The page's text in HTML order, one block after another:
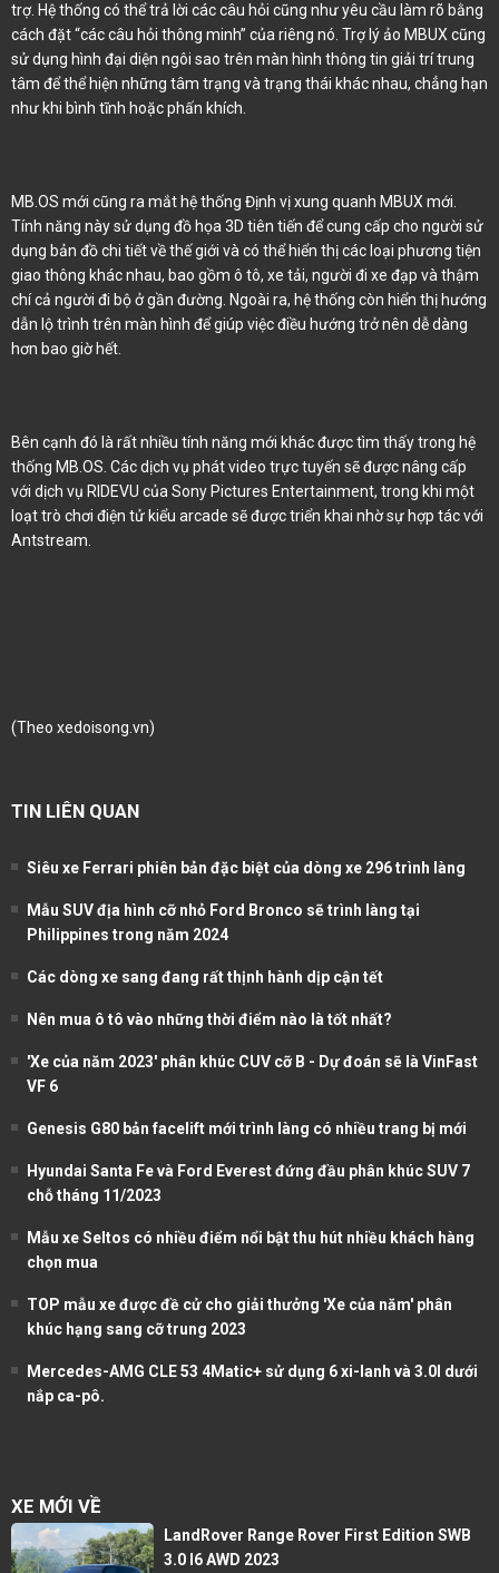
trợ. Hệ thống có thể trả lời các câu hỏi cũng như yêu cầu làm rõ bằng
cách đặt “các câu hỏi thông minh” của riêng nó. Trợ lý ảo MBUX cũng
sử dụng hình đại diện ngôi sao trên màn hình thông tin giải trí trung
tâm để thể hiện những tâm trạng và trạng thái khác nhau, chẳng hạn
như khi bình tĩnh hoặc phấn khích.
MB.OS mới cũng ra mắt hệ thống Định vị xung quanh MBUX mới.
Tính năng này sử dụng đồ họa 3D tiên tiến để cung cấp cho người sử
dụng bản đồ chi tiết về thế giới và có thể hiển thị các loại phương tiện
giao thông khác nhau, bao gồm ô tô, xe tải, người đi xe đạp và thậm
chí cả người đi bộ ở gần đường. Ngoài ra, hệ thống còn hiển thị hướng
dẫn lộ trình trên màn hình để giúp việc điều hướng trở nên dễ dàng
hơn bao giờ hết.
Bên cạnh đó là rất nhiều tính năng mới khác được tìm thấy trong hệ
thống MB.OS. Các dịch vụ phát video trực tuyến sẽ được nâng cấp
với dịch vụ RIDEVU của Sony Pictures Entertainment, trong khi một
loạt trò chơi điện tử kiểu arcade sẽ được triển khai nhờ sự hợp tác với
Antstream.
(Theo xedoisong.vn)
TIN LIÊN QUAN
Siêu xe Ferrari phiên bản đặc biệt của dòng xe 296 trình làng
Mẫu SUV địa hình cỡ nhỏ Ford Bronco sẽ trình làng tại
Philippines trong năm 2024
Các dòng xe sang đang rất thịnh hành dịp cận tết
Nên mua ô tô vào những thời điểm nào là tốt nhất?
'Xe của năm 2023' phân khúc CUV cỡ B - Dự đoán sẽ là VinFast
VF 6
Genesis G80 bản facelift mới trình làng có nhiều trang bị mới
Hyundai Santa Fe và Ford Everest đứng đầu phân khúc SUV 7
chỗ tháng 11/2023
Mẫu xe Seltos có nhiều điểm nổi bật thu hút nhiều khách hàng
chọn mua
TOP mẫu xe được đề cử cho giải thưởng 'Xe của năm' phân
khúc hạng sang cỡ trung 2023
Mercedes-AMG CLE 53 4Matic+ sử dụng 6 xi-lanh và 3.0l dưới
nắp ca-pô.
XE MỚI VỀ
LandRover Range Rover First Edition SWB
3.0 I6 AWD 2023